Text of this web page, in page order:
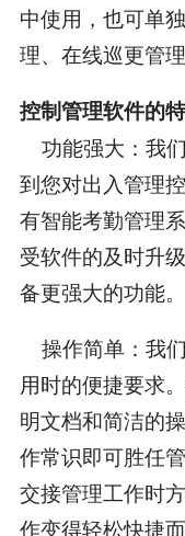
中使用，也可单
理、在线巡更管
控制管理软件的
功能强大：我
到您对出入管理
有智能考勤管理
受软件的及时升
备更强大的功能。
操作简单：我
用时的便捷要求
明文档和简洁的
作常识即可胜任
交接管理工作时
作变得轻松快捷而